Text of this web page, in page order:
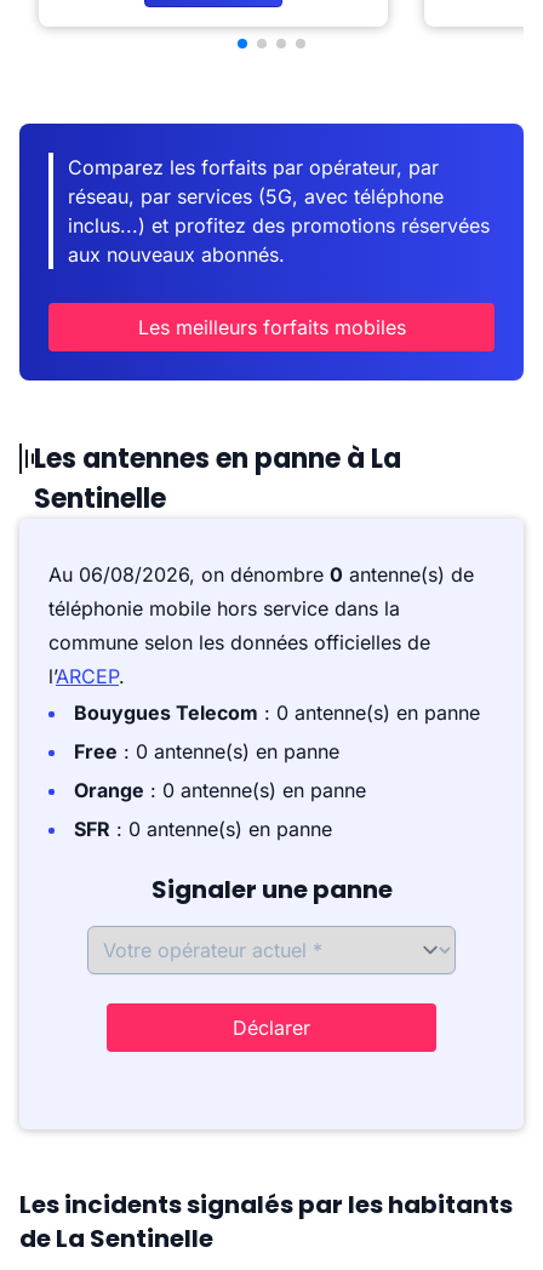
Comparez les forfaits par opérateur, par
réseau, par services (5G, avec téléphone
inclus...) et profitez des promotions réservées
aux nouveaux abonnés.
Les meilleurs forfaits mobiles
Les antennes en panne à La
Sentinelle
Au 06/08/2026, on dénombre 0 antenne(s) de
téléphonie mobile hors service dans la
commune selon les données officielles de
l’ARCEP.
Bouygues Telecom : 0 antenne(s) en panne
Free : 0 antenne(s) en panne
Orange : 0 antenne(s) en panne
SFR : 0 antenne(s) en panne
Signaler une panne
Déclarer
Les incidents signalés par les habitants
de La Sentinelle